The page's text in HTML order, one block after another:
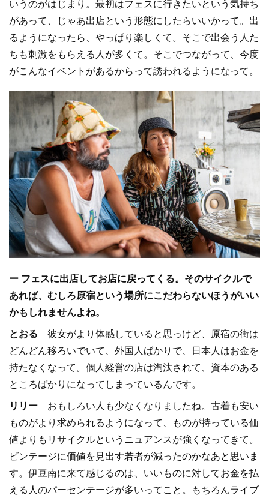
いうのがはじまり。最初はフェスに行きたいという気持ち
があって、じゃあ出店という形態にしたらいいかって。出
るようになったら、やっぱり楽しくて。そこで出会う人た
ちも刺激をもらえる人が多くて。そこでつながって、今度
がこんなイベントがあるからって誘われるようになって。
ー フェスに出店してお店に戻ってくる。そのサイクルで
あれば、むしろ原宿という場所にこだわらないほうがいい
かもしれませんよね。
とおる 彼女がより体感していると思っけど、原宿の街は
どんどん移ろいでいて、外国人ばかりで、日本人はお金を
持たなくなって。個人経営の店は淘汰されて、資本のある
ところばかりになってしまっているんです。
リリー おもしろい人も少なくなりましたね。古着も安い
ものがより求められるようになって、ものが持っている価
値よりもリサイクルというニュアンスが強くなってきて。
ビンテージに価値を見出す若者が減ったのかなあと思いま
す。伊豆南に来て感じるのは、いいものに対してお金を払
える人のパーセンテージが多いってこと。もちろんライブ